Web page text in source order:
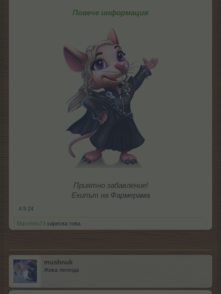
Повече информация
Приятно забавление!
Екипът на Фармерама
4.9.24
Marcheto73 харесва това.
mushnuk
Жива легенда